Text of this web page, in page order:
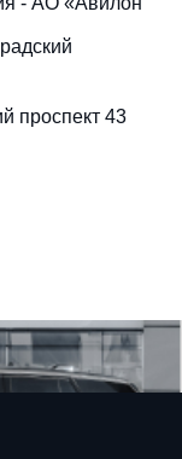
проспект 43